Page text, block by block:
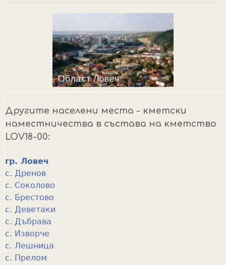
Другите населени места - кметски
наместничества в състава на кметство
LOV18-00:
гр. Ловеч
с. Дренов
с. Соколово
с. Брестово
с. Деветаки
с. Дъбрава
с. Изворче
с. Лешница
с. Прелом